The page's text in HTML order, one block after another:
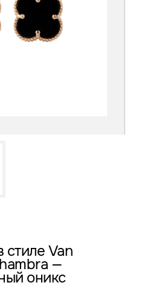
стиле Van
—
оникс